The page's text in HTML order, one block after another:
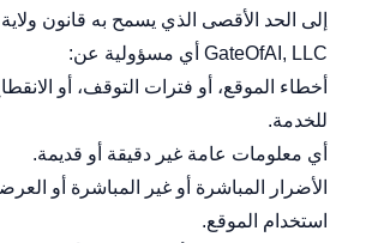
إلى الحد الأقصى الذي يسمح به قانون ولاية
GateOfAI, LLC أي مسؤولية عن:
أخطاء الموقع، أو فترات التوقف، أو
للخدمة.
أي معلومات عامة غير دقيقة أو قديمة.
الأضرار المباشرة أو غير المباشرة أو
استخدام الموقع.